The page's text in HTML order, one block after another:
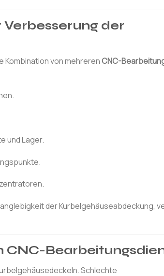
der
von mehrerenCNC-
und Lager.
der Kurbelgehäuseabdeckung,
Schlechte